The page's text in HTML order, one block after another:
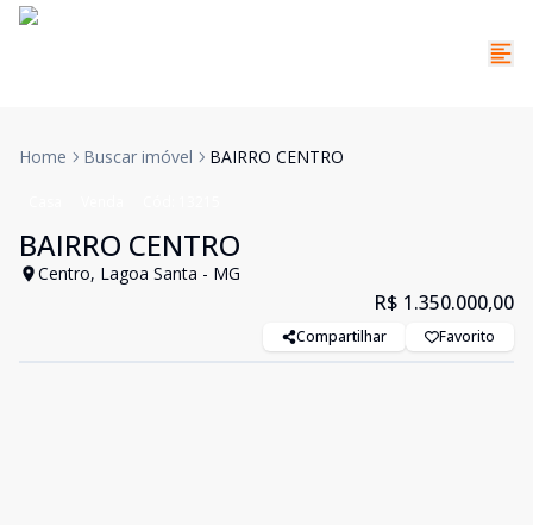
Home Buscar imóvel BAIRRO CENTRO
BAIRRO CENTRO
Centro, Lagoa Santa - MG
R$ 1.350.000,00
Compartilhar Favorito